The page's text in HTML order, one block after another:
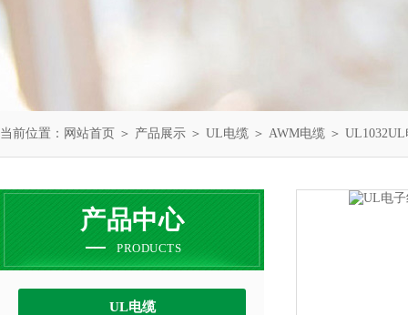
当前位置： 网站首页 ＞ 产品展示 ＞ UL电缆 ＞ AWM电缆 ＞
产品中心
PRODUCTS
UL电缆